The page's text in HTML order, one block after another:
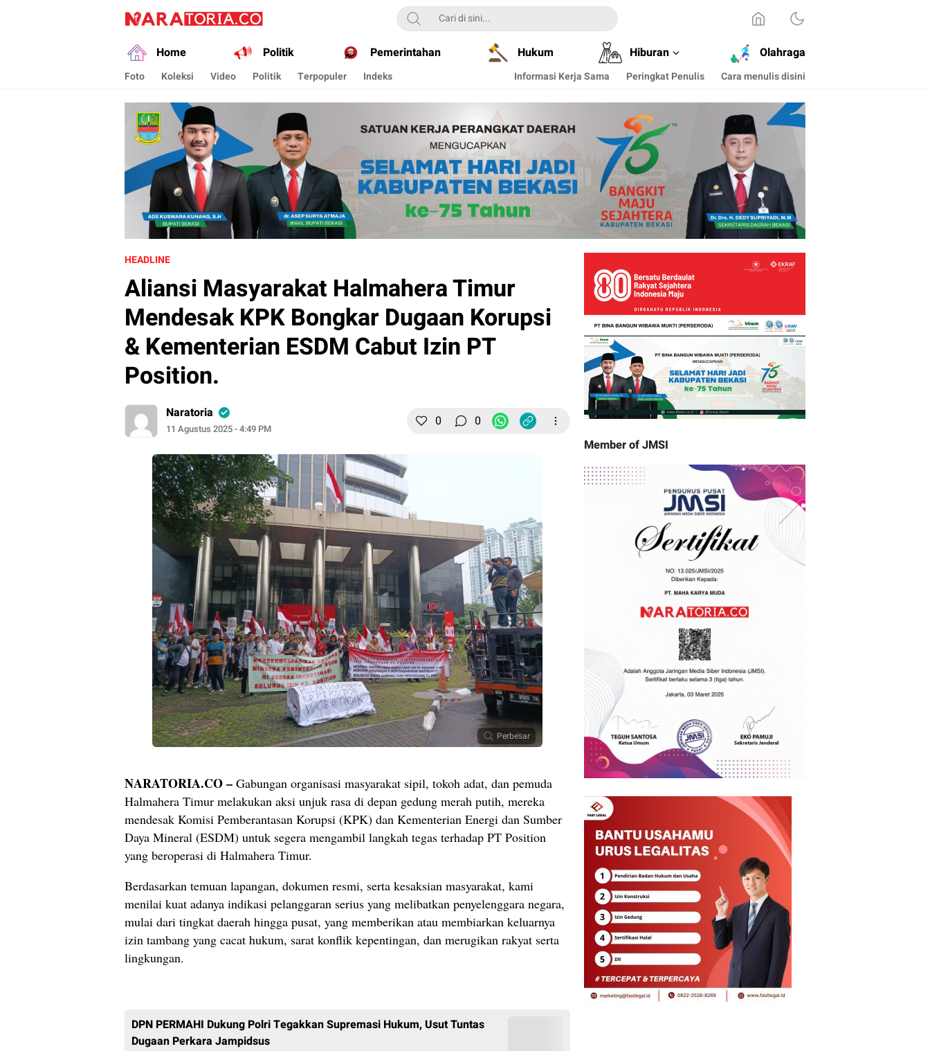
naratoria.co
Narasikan Fakta dan Data
Home Politik Pemerintahan Hukum Hiburan Olahraga
Foto Koleksi Video Politik Terpopuler Indeks Informasi Kerja Sama Peringkat Penulis Cara menulis disini
HEADLINE
Aliansi Masyarakat Halmahera Timur
Mendesak KPK Bongkar Dugaan Korupsi
& Kementerian ESDM Cabut Izin PT
Position.
Naratoria
11 Agustus 2025 - 4:49 PM 0 0
Perbesar
NARATORIA.CO – Gabungan organisasi masyarakat sipil, tokoh adat, dan pemuda
Halmahera Timur melakukan aksi unjuk rasa di depan gedung merah putih, mereka
mendesak Komisi Pemberantasan Korupsi (KPK) dan Kementerian Energi dan Sumber
Daya Mineral (ESDM) untuk segera mengambil langkah tegas terhadap PT Position
yang beroperasi di Halmahera Timur.
Berdasarkan temuan lapangan, dokumen resmi, serta kesaksian masyarakat, kami
menilai kuat adanya indikasi pelanggaran serius yang melibatkan penyelenggara negara,
mulai dari tingkat daerah hingga pusat, yang memberikan atau membiarkan keluarnya
izin tambang yang cacat hukum, sarat konflik kepentingan, dan merugikan rakyat serta
lingkungan.
DPN PERMAHI Dukung Polri Tegakkan Supremasi Hukum, Usut Tuntas
Dugaan Perkara Jampidsus
Member of JMSI